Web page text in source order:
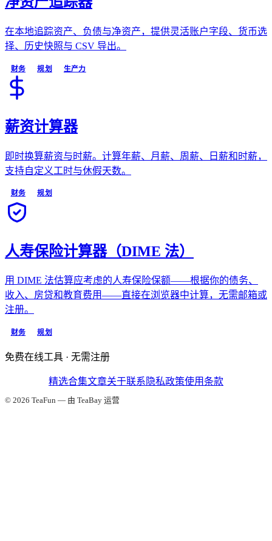
在本地追踪资产、负债与净资产，提供灵活账户字段、货币选
择、历史快照与 CSV 导出。
财务 规划 生产力
薪资计算器
即时换算薪资与时薪。计算年薪、月薪、周薪、日薪和时薪，
支持自定义工时与休假天数。
财务 规划
人寿保险计算器（DIME 法）
用 DIME 法估算应考虑的人寿保险保额——根据你的债务、
收入、房贷和教育费用——直接在浏览器中计算，无需邮箱或
注册。
财务 规划
免费在线工具 · 无需注册
精选合集文章关于联系 隐私政策使用条款
© 2026 TeaFun — 由 TeaBay 运营